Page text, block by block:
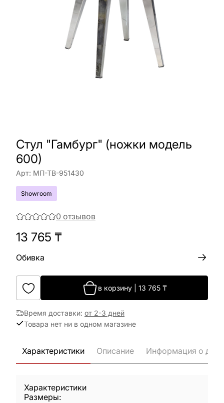
Стул "Гамбург" (ножки модель
600)
Арт: МП-ТВ-951430
Showroom
0 отзывов
13 765 ₸
Обивка
в корзину| 13 765₸
Время доставки: от 2-3 дней
Товара нет ни в одном магазине
Характеристики Описание Информация о
Характеристики
Размеры: